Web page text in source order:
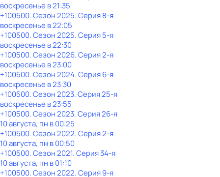
воскресенье в21:35
+100500. Сезон 2025. Серия 8-я
воскресенье в22:05
+100500. Сезон 2025. Серия 5-я
воскресенье в22:30
+100500. Сезон 2026. Серия 2-я
воскресенье в23:00
+100500. Сезон 2024. Серия 6-я
воскресенье в23:30
+100500. Сезон 2023. Серия 25-я
воскресенье в23:55
+100500. Сезон 2023. Серия 26-я
10 августа, пн в 00:25
+100500. Сезон 2022. Серия 2-я
10 августа, пн в 00:50
+100500. Сезон 2021. Серия 34-я
10 августа, пн в 01:10
+100500. Сезон 2022. Серия 9-я